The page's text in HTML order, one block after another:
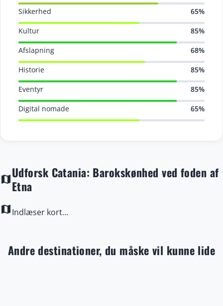
Sikkerhed 65%
Kultur 85%
Afslapning 68%
Historie 85%
Eventyr 85%
Digital nomade 65%
map Udforsk Catania: Barokskønhed ved foden af
Etna
map Indlæser kort...
Andre destinationer, du måske vil kunne lide